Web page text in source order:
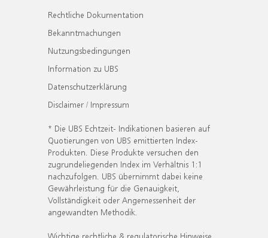
Rechtliche Dokumentation
Bekanntmachungen
Nutzungsbedingungen
Information zu UBS
Datenschutzerklärung
Disclaimer / Impressum
* Die UBS Echtzeit- Indikationen basieren auf
Quotierungen von UBS emittierten Index-
Produkten. Diese Produkte versuchen den
zugrundeliegenden Index im Verhältnis 1:1
nachzufolgen. UBS übernimmt dabei keine
Gewährleistung für die Genauigkeit,
Vollständigkeit oder Angemessenheit der
angewandten Methodik.